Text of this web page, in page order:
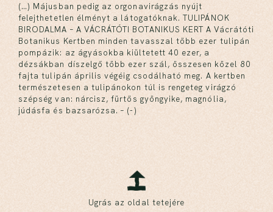
(…) Májusban pedig az orgonavirágzás nyújt
felejthetetlen élményt a látogatóknak. TULIPÁNOK
BIRODALMA – A VÁCRÁTÓTI BOTANIKUS KERT A Vácrátóti
Botanikus Kertben minden tavasszal több ezer tulipán
pompázik: az ágyásokba kiültetett 40 ezer, a
dézsákban díszelgő több ezer szál, összesen közel 80
fajta tulipán április végéig csodálható meg. A kertben
természetesen a tulipánokon túl is rengeteg virágzó
szépség van: nárcisz, fürtös gyöngyike, magnólia,
júdásfa és bazsarózsa. – (-)
Ugrás az oldal tetejére